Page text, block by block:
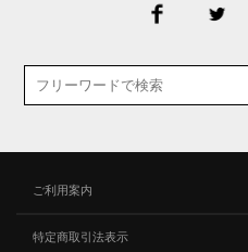
ご利用案内
特定商取引法表示